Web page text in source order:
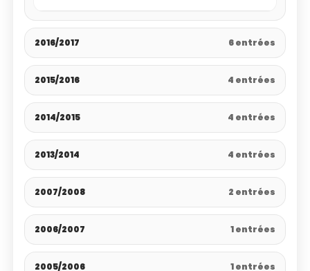
2016/2017 6 entrées
2015/2016 4 entrées
2014/2015 4 entrées
2013/2014 4 entrées
2007/2008 2 entrées
2006/2007 1 entrées
2005/2006 1 entrées